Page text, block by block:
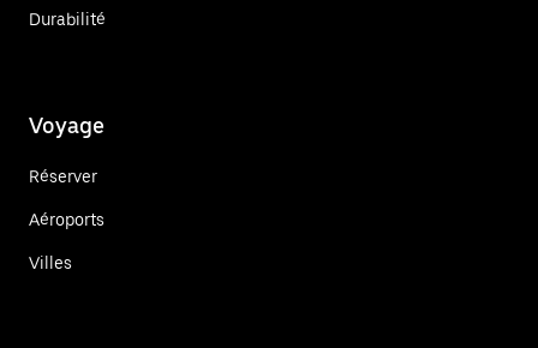
Durabilité
Voyage
Réserver
Aéroports
Villes